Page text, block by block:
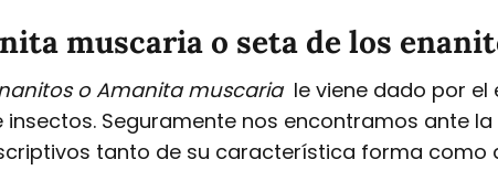
muscaria o seta de los
o Amanita muscariale viene dado por el
Seguramente nos encontramos ante
tanto de su característica forma como